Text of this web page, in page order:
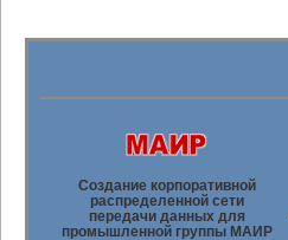
Создание корпоративной
распределенной сети
передачи данных для
промышленной группы МАИР